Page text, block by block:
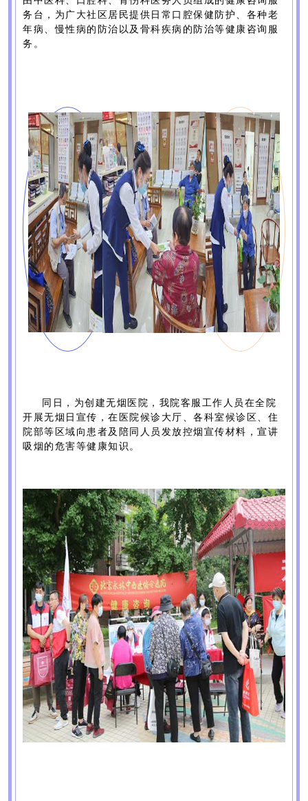
务台，为广大社区居民提供日常口腔保健防护、各种老
年病、慢性病的防治以及骨科疾病的防治等健康咨询服
务。
同日，为创建无烟医院，我院客服工作人员在全院
开展无烟日宣传，在医院候诊大厅、各科室候诊区、住
院部等区域向患者及陪同人员发放控烟宣传材料，宣讲
吸烟的危害等健康知识。